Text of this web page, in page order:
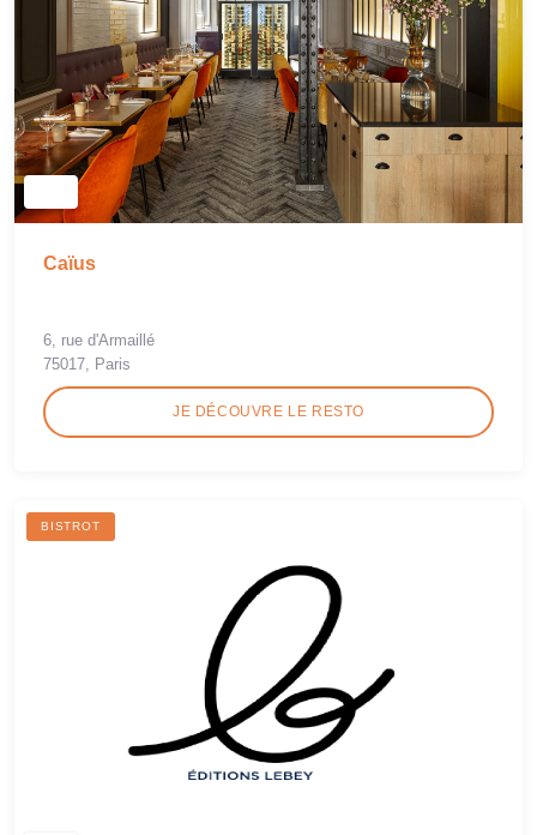
Caïus
6, rue d'Armaillé
75017, Paris
JE DÉCOUVRE LE RESTO
BISTROT